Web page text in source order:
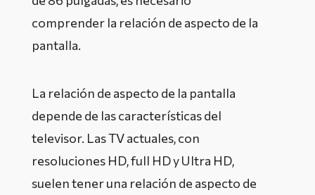
comprender la relación de aspecto de la
pantalla.
La relación de aspecto de la pantalla
depende de las características del
televisor. Las TV actuales, con
resoluciones HD, full HD y Ultra HD,
suelen tener una relación de aspecto de